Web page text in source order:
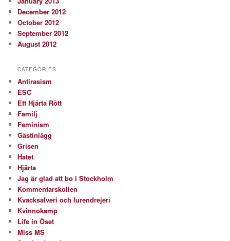
December 2012
October 2012
September 2012
August 2012
CATEGORIES
Antirasism
ESC
Ett Hjärta Rött
Familj
Feminism
Gästinlägg
Grisen
Hatet
Hjärta
Jag är glad att bo i Stockholm
Kommentarskollen
Kvacksalveri och lurendrejeri
Kvinnokamp
Life in Öset
Miss MS